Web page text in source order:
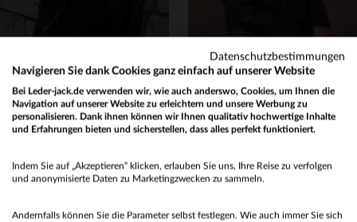
ROSE GARDEN
ALLE JAHRESZEITEN
PATROUILLE DE FRANCE
NEUE KOLLEKTION
No
Datenschutzbestimmungen
Navigieren Sie dank Cookies ganz einfach auf unserer Website
Bei Leder-jack.de verwenden wir, wie auch anderswo, Cookies, um Ihnen die
Navigation auf unserer Website zu erleichtern und unsere Werbung zu
personalisieren. Dank ihnen können wir Ihnen qualitativ hochwertige Inhalte
und Erfahrungen bieten und sicherstellen, dass alles perfekt funktioniert.
Indem Sie auf „Akzeptieren“ klicken, erlauben Sie uns, Ihre Reise zu verfolgen
und anonymisierte Daten zu Marketingzwecken zu sammeln.
Andernfalls können Sie die Parameter selbst festlegen. Wie auch immer Sie sich